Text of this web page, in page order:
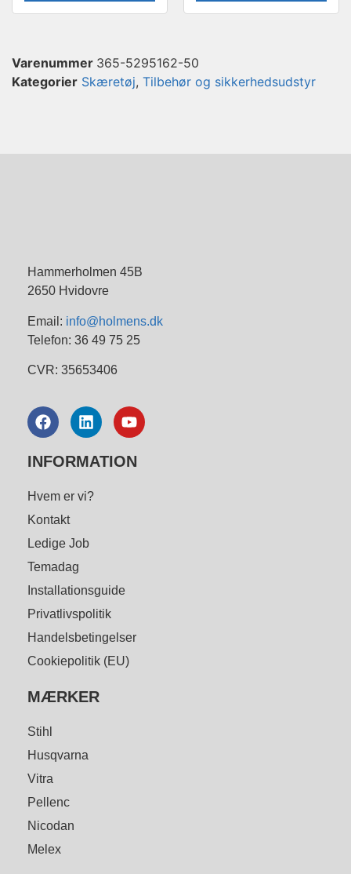
Varenummer 365-5295162-50
Kategorier Skæretøj, Tilbehør og sikkerhedsudstyr
Hammerholmen 45B
2650 Hvidovre
Email: info@holmens.dk
Telefon: 36 49 75 25
CVR: 35653406
INFORMATION
Hvem er vi?
Kontakt
Ledige Job
Temadag
Installationsguide
Privatlivspolitik
Handelsbetingelser
Cookiepolitik (EU)
MÆRKER
Stihl
Husqvarna
Vitra
Pellenc
Nicodan
Melex